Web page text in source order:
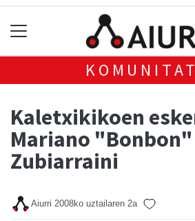
Kaletxikikoen
Mariano "Bonbon"
Zubiarraini
Aiurri 2008ko uztailaren 2a